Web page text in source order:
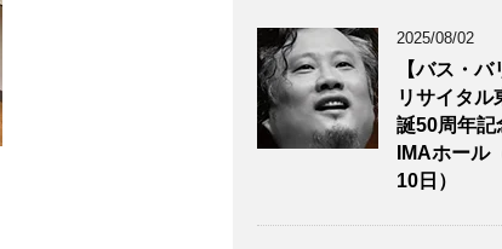
2025/08/02
【バス・
リサイタル
誕50周年記
IMAホール
10日）